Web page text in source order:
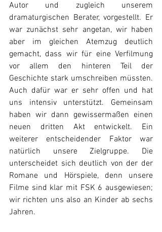
Autor und zugleich unserem
dramaturgischen Berater, vorgestellt. Er
war zunächst sehr angetan, wir haben
aber im gleichen Atemzug deutlich
gemacht, dass wir für eine Verfilmung
vor allem den hinteren Teil der
Geschichte stark umschreiben müssten.
Auch dafür war er sehr offen und hat
uns intensiv unterstützt. Gemeinsam
haben wir dann gewissermaßen einen
neuen dritten Akt entwickelt. Ein
natürlich unsere Zielgruppe. Die
unterscheidet sich deutlich von der der
Romane und Hörspiele, denn unsere
Filme sind klar mit FSK 6 ausgewiesen;
wir richten uns also an Kinder ab sechs
Jahren.